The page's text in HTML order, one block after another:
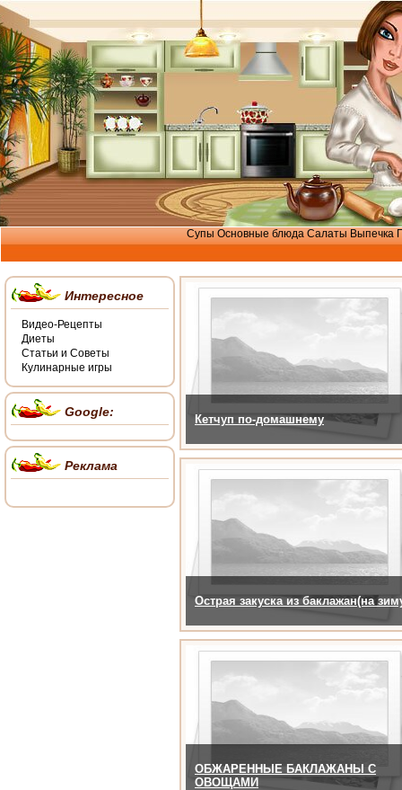
Супы Основные блюда Салаты Выпечка
Кетчуп по-домашнему
Острая закуска из баклажан(на
ОБЖАРЕННЫЕ БАКЛАЖАНЫ С
ОВОЩАМИ
Интересное
Видео-Рецепты
Диеты
Статьи и Советы
Кулинарные игры
Google:
Реклама